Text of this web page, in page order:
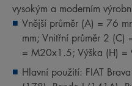
vysokým a moderním
Vnější průměr (A) = 76
mm; Vnitřní průměr 2 (C)
= M20x1.5; Výška (H) =
Hlavní použití: FIAT